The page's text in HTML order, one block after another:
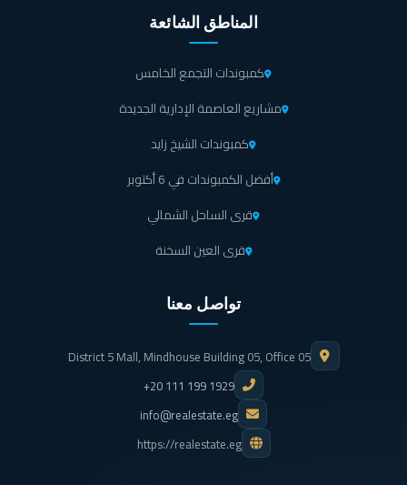
المناطق الشائعة
كمبوندات التجمع الخامس
مشاريع العاصمة الإدارية الجديدة
كمبوندات الشيخ زايد
أفضل الكمبوندات في 6 أكتوبر
قرى الساحل الشمالي
قرى العين السخنة
تواصل معنا
District 5 Mall, Mindhouse Building 05, Office 05
+20 111 199 1929
info@realestate.eg
https://realestate.eg